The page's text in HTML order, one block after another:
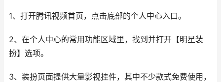
1、打开腾讯视频首页，点击底部的个人中心入口。
2、在个人中心的常用功能区域里，找到并打开【明星装
扮】选项。
3、装扮页面提供大量影视挂件，其中不少款式免费使用，